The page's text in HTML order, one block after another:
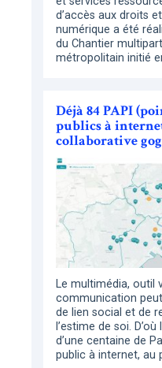
d’accès aux droits
numérique a été
du Chantier
métropolitain initié
Déjà 84 PAPI
publics à
collaborative
Le multimédia, outil
communication
de lien social et de
l’estime de soi.
d’une centaine de
public à internet, au